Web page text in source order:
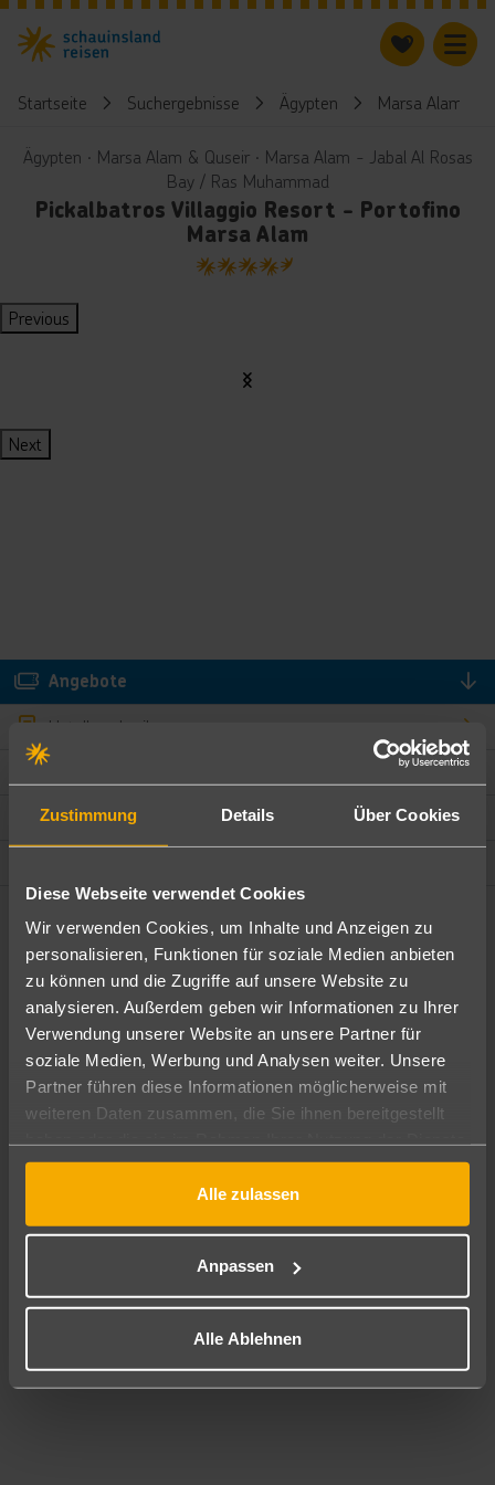
Zustimmung Details Über Cookies
Diese Webseite verwendet Cookies
Wir verwenden Cookies, um Inhalte und Anzeigen zu
personalisieren, Funktionen für soziale Medien anbieten
zu können und die Zugriffe auf unsere Website zu
analysieren. Außerdem geben wir Informationen zu Ihrer
Verwendung unserer Website an unsere Partner für
soziale Medien, Werbung und Analysen weiter. Unsere
Partner führen diese Informationen möglicherweise mit
weiteren Daten zusammen, die Sie ihnen bereitgestellt
gesammelt haben.
Alle zulassen
Anpassen
Alle Ablehnen
Startseite Suchergebnisse Ägypten Marsa Alam &
Ägypten ∙ Marsa Alam & Quseir ∙ Marsa Alam - Jabal Al Rosas
Bay / Ras Muhammad
Pickalbatros Villaggio Resort - Portofino
Marsa Alam
4.5
Previous
Next
Angebote
Hotelbeschreibung
Bewertungen
Angebote filtern
Ändere die Kriterien nach deinen Wünschen
Nur Hotel
Abflughafen
Alle Abflughäfen
2 Erwachsene Keine Kinder
Mehr Filter anzeigen